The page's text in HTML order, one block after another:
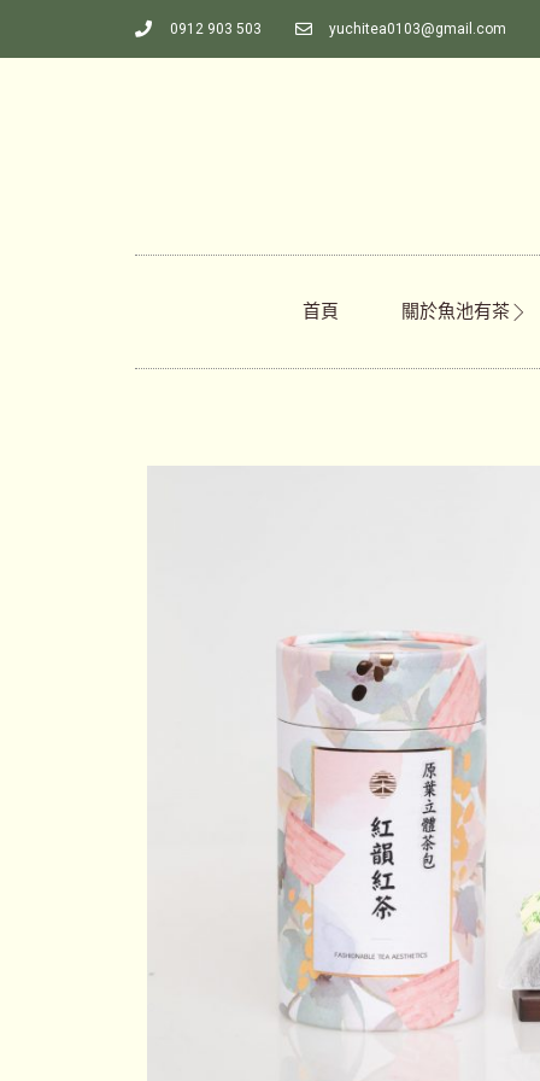
0912 903 503 yuchitea0103@gmail.com
首頁 關於魚池有茶